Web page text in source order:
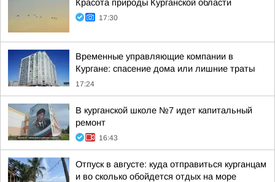
Красота природы Курганской области
17:30
Временные управляющие компании в
Кургане: спасение дома или лишние траты
17:24
В курганской школе №7 идет капитальный
ремонт
16:43
Отпуск в августе: куда отправиться курганцам
и во сколько обойдется отдых на море